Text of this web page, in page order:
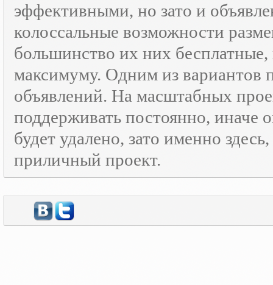
эффективными, но зато и
колоссальные возможности
большинство их них
максимуму. Одним из вариантов
объявлений. На масштабных
поддерживать постоянно, иначе
будет удалено, зато именно
приличный проект.